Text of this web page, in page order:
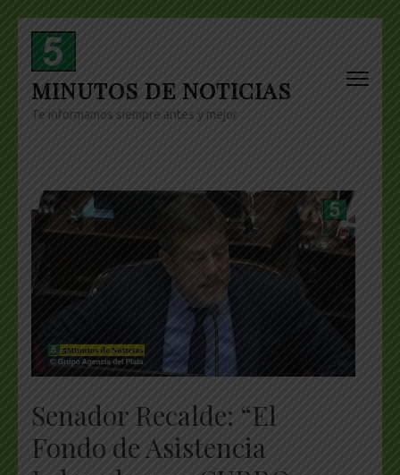
Skip
content
(Press
Enter)
MINUTOS DE NOTICIAS
Te informamos siempre antes y mejor
Senador Recalde: “El
Fondo de Asistencia